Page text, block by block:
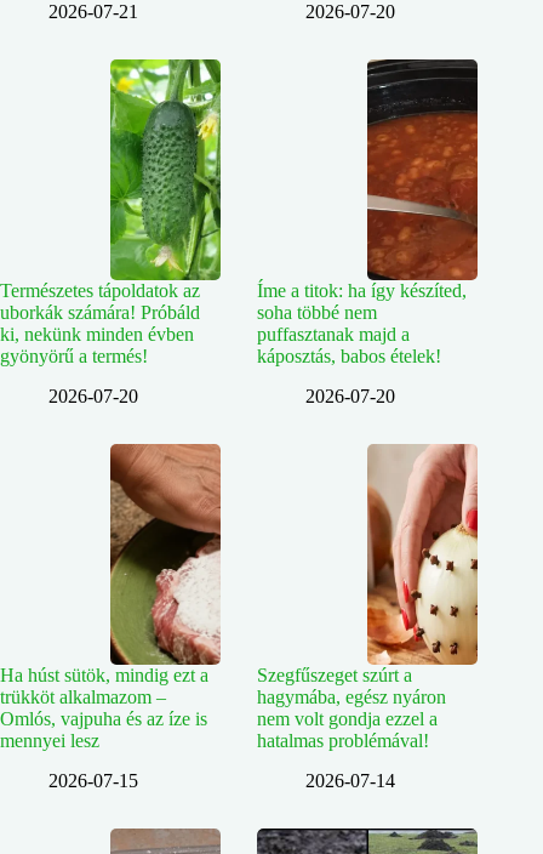
2026-07-21
2026-07-20
Természetes tápoldatok az
uborkák számára! Próbáld
ki, nekünk minden évben
gyönyörű a termés!
2026-07-20
Íme a titok: ha így készíted,
soha többé nem
puffasztanak majd a
káposztás, babos ételek!
2026-07-20
Ha húst sütök, mindig ezt a
trükköt alkalmazom –
Omlós, vajpuha és az íze is
mennyei lesz
2026-07-15
Szegfűszeget szúrt a
hagymába, egész nyáron
nem volt gondja ezzel a
hatalmas problémával!
2026-07-14